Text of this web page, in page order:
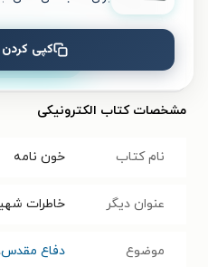
فراهم است.
نصب
مشخصات کتاب الکترونیکی
نام کتاب خون نامه
عنوان دیگر خاطرات
موضوع دفاع مقدس
کپی